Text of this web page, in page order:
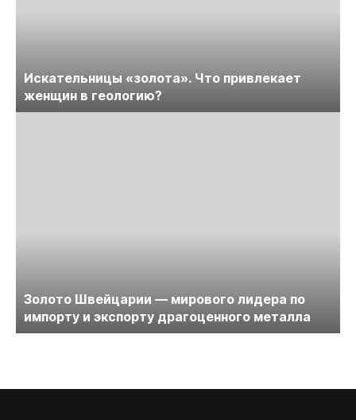
Искательницы «золота». Что привлекает
женщин в геологию?
Золото Швейцарии — мирового лидера по
импорту и экспорту драгоценного металла